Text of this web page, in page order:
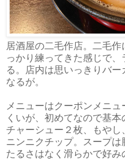
居酒屋の二毛作店。二毛
っかり練ってきた感じで
る。店内は思いっきりバ
なるが。
メニューはクーポンメニ
くいが、初めてなので基
チャーシュー２枚、もやし
ニンニクチップ。スープ
たるさはなく滑らかで好